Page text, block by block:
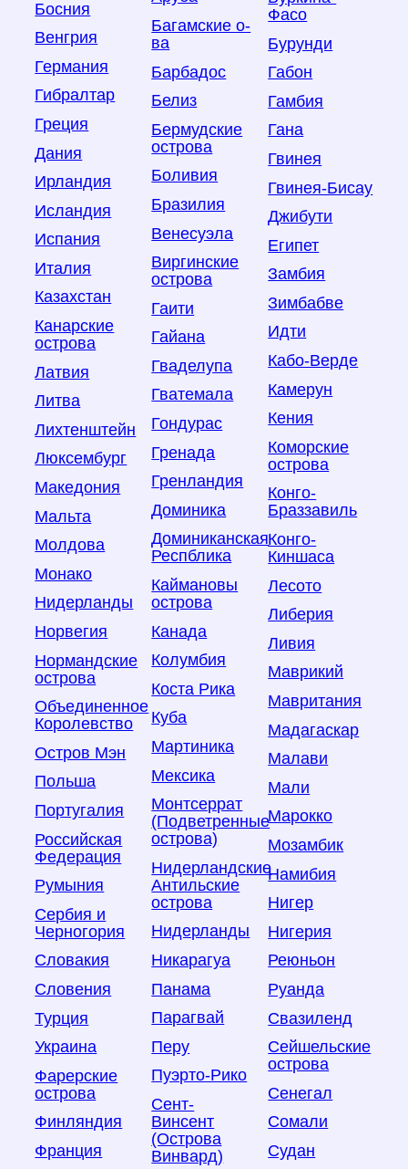
Босния
Венгрия
Германия
Гибралтар
Греция
Дания
Ирландия
Исландия
Испания
Италия
Казахстан
Канарские
острова
Латвия
Литва
Лихтенштейн
Люксембург
Македония
Мальта
Молдова
Монако
Нидерланды
Норвегия
Нормандские
острова
Объединенное
Королевство
Остров Мэн
Польша
Португалия
Российская
Федерация
Румыния
Сербия и
Черногория
Словакия
Словения
Турция
Украина
Фарерские
острова
Финляндия
Франция
Багамские о-
ва
Барбадос
Белиз
Бермудские
острова
Боливия
Бразилия
Венесуэла
Виргинские
острова
Гаити
Гайана
Гваделупа
Гватемала
Гондурас
Гренада
Гренландия
Доминика
Доминиканская
Респблика
Каймановы
острова
Канада
Колумбия
Коста Рика
Куба
Мартиника
Мексика
Монтсеррат
(Подветренные
острова)
Нидерландские
Антильские
острова
Нидерланды
Никарагуа
Панама
Парагвай
Перу
Пуэрто-Рико
Сент-
Винсент
(Острова
Винвард)
Фасо
Бурунди
Габон
Гамбия
Гана
Гвинея
Гвинея-Бисау
Джибути
Египет
Замбия
Зимбабве
Идти
Кабо-Верде
Камерун
Кения
Коморские
острова
Конго-
Браззавиль
Конго-
Киншаса
Лесото
Либерия
Ливия
Маврикий
Мавритания
Мадагаскар
Малави
Мали
Марокко
Мозамбик
Намибия
Нигер
Нигерия
Реюньон
Руанда
Свазиленд
Сейшельские
острова
Сенегал
Сомали
Судан